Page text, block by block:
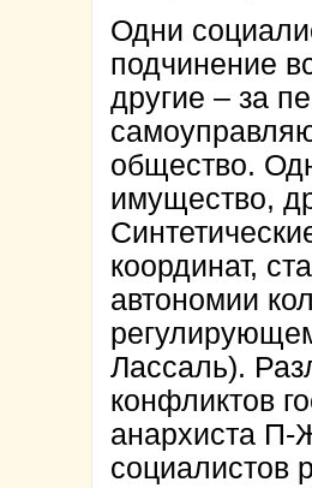
Одни
подчинение
другие – за
общество.
имущество,
координат,
автономии
Лассаль).
конфликтов
анархиста П-
социалистов